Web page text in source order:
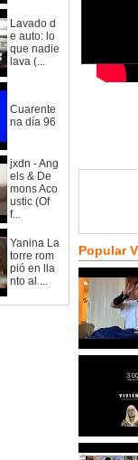
Lavado d
e auto: lo
que nadie
lava (...
Cuarente
na día 96
jxdn - Ang
els & De
mons Aco
ustic (Of
f...
Yanina La
torre rom
pió en lla
nto al ...
Popular